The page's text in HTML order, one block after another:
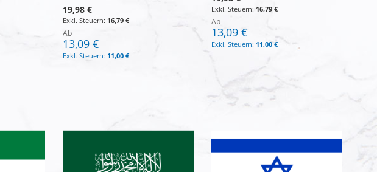
19,98 €
16,79 €
Ab
13,09 €
11,00 €
16,79 €
Ab
13,09 €
11,00 €